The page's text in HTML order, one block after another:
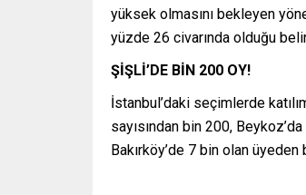
yüksek olmasını bekleyen
yüzde 26 civarında olduğu
ŞİŞLİ’DE BİN 200 OY!
İstanbul’daki seçimlerde
sayısından bin 200,
Bakırköy’de 7 bin olan